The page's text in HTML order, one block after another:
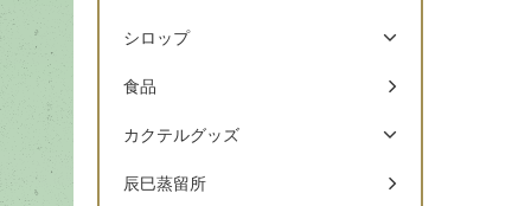
シロップ
食品
カクテルグッズ
辰巳蒸留所